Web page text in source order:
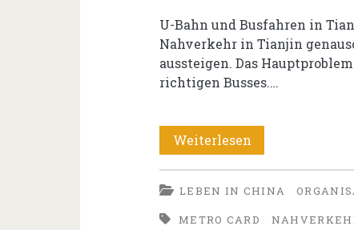
U-Bahn und Busfahren in
Nahverkehr in Tianjin
aussteigen. Das
richtigen Busses.…
Weiterlesen
in
Tianjin
LEBEN IN CHINA
METRO CARD